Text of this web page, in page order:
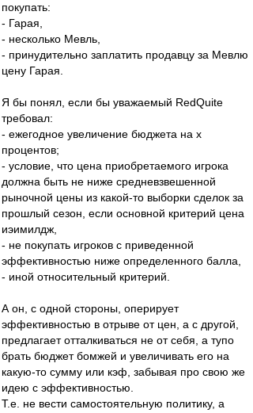
покупать:
- Гарая,
- несколько Мевль,
- принудительно заплатить продавцу за Мевлю
цену Гарая.
Я бы понял, если бы уважаемый RedQuite
требовал:
- ежегодное увеличение бюджета на х
процентов;
- условие, что цена приобретаемого игрока
должна быть не ниже средневзвешенной
рыночной цены из какой-то выборки сделок за
прошлый сезон, если основной критерий цена
иэимилдж,
- не покупать игроков с приведенной
эффективностью ниже определенного балла,
- иной относительный критерий.
А он, с одной стороны, оперирует
эффективностью в отрыве от цен, а с другой,
предлагает отталкиваться не от себя, а тупо
брать бюджет бомжей и увеличивать его на
какую-то сумму или кэф, забывая про свою же
идею с эффективностью.
Т.е. не вести самостоятельную политику, а